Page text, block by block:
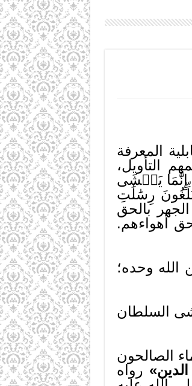
المعرفة
التأويل،
( إِنَّمَا يَخۡشَى
( ٱلَّذِينَ يُبَلِّغُونَ رِسَٰلَٰتِ
بالحق
أهواءهم.
الله وحده؛
السلطان
الصالحون
رواه